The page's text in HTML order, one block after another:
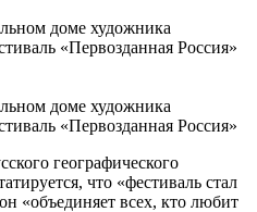
доме художника
«Первозданная Россия»
доме художника
«Первозданная Россия»
географического
что «фестиваль стал
«объединяет всех, кто любит